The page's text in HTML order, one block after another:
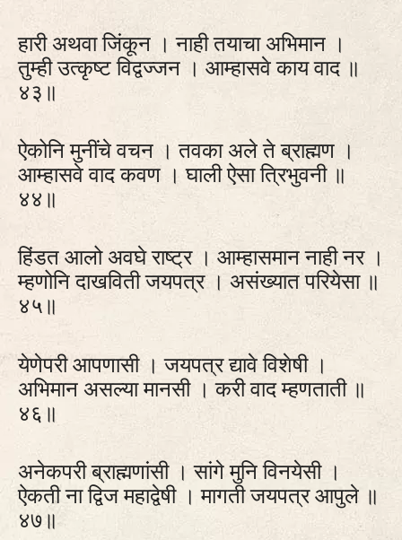
हारी अथवा जिंकून । नाही तयाचा अभिमान ।
तुम्ही उत्कृष्ट विद्वज्जन । आम्हासवे काय वाद ॥
४३॥
ऐकोनि मुनींचे वचन । तवका अले ते ब्राह्मण ।
आम्हासवे वाद कवण । घाली ऐसा त्रिभुवनी ॥
४४॥
हिंडत आलो अवघे राष्ट्र । आम्हासमान नाही नर ।
म्हणोनि दाखविती जयपत्र । असंख्यात परियेसा ॥
४५॥
येणेपरी आपणासी । जयपत्र द्यावे विशेषी ।
अभिमान असल्या मानसी । करी वाद म्हणताती ॥
४६॥
अनेकपरी ब्राह्मणांसी । सांगे मुनि विनयेसी ।
ऐकती ना द्विज महाद्वेषी । मागती जयपत्र आपुले ॥
४७॥